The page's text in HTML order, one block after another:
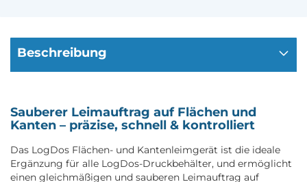
Beschreibung
Sauberer Leimauftrag auf Flächen und
Kanten – präzise, schnell & kontrolliert
Das LogDos Flächen- und Kantenleimgerät ist die ideale
Ergänzung für alle LogDos-Druckbehälter, und ermöglicht
einen gleichmäßigen und sauberen Leimauftrag auf